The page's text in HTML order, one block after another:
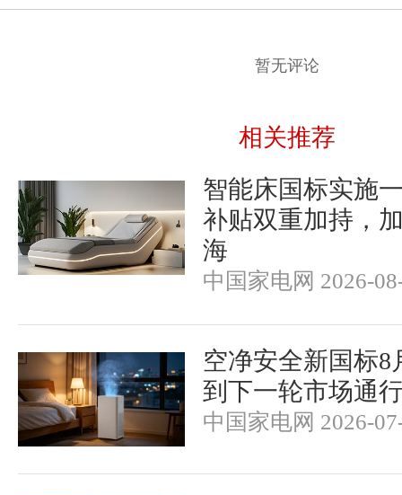
暂无评论
相关推荐
智能床国标实施
补贴双重加持，
海
中国家电网 2026-
空净安全新国标8
到下一轮市场通
中国家电网 2026-